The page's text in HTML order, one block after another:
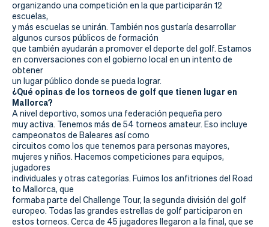
organizando una competición en la que participarán 12
escuelas,
y más escuelas se unirán. También nos gustaría desarrollar
algunos cursos públicos de formación
que también ayudarán a promover el deporte del golf. Estamos
en conversaciones con el gobierno local en un intento de
obtener
un lugar público donde se pueda lograr.
¿Qué opinas de los torneos de golf que tienen lugar en
Mallorca?
A nivel deportivo, somos una federación pequeña pero
muy activa. Tenemos más de 54 torneos amateur. Eso incluye
campeonatos de Baleares así como
circuitos como los que tenemos para personas mayores,
mujeres y niños. Hacemos competiciones para equipos,
jugadores
individuales y otras categorías. Fuimos los anfitriones del Road
to Mallorca, que
formaba parte del Challenge Tour, la segunda división del golf
europeo. Todas las grandes estrellas de golf participaron en
estos torneos. Cerca de 45 jugadores llegaron a la final, que se